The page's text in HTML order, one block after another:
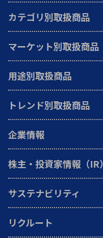
カテゴリ別取扱商品
マーケット別取扱商品
用途別取扱商品
トレンド別取扱商品
企業情報
株主・投資家情報（IR）
サステナビリティ
リクルート